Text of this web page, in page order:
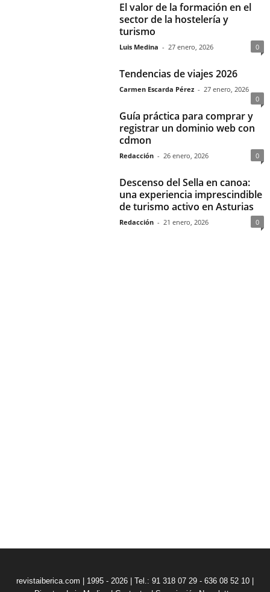
El valor de la formación en el
sector de la hostelería y
turismo
Luis Medina - 27 enero, 2026 0
Tendencias de viajes 2026
Carmen Escarda Pérez - 27 enero, 2026
0
Guía práctica para comprar y
registrar un dominio web con
cdmon
Redacción - 26 enero, 2026 0
Descenso del Sella en canoa:
una experiencia imprescindible
de turismo activo en Asturias
Redacción - 21 enero, 2026 0
revistaiberica.com | 1995 - 2026 | Tel.: 91 318 07 29 - 636 08 52 10 |